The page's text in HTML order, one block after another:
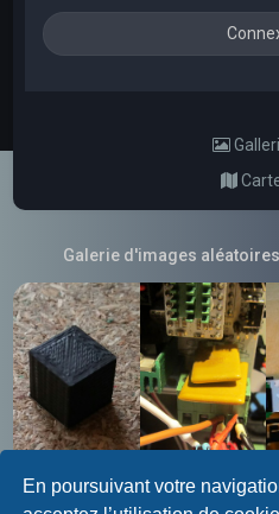
En poursuivant votre
Galerie d'images